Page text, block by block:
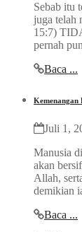
Sebab itu
juga telah
15:7)
pernah
Baca ...
Kemenangan
Juli 1,
Manusia
akan
Allah,
demikian
Baca ...